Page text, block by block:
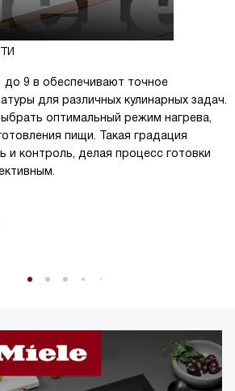
9 в обеспечивают точное
для различных кулинарных задач.
оптимальный режим нагрева,
пищи. Такая градация
и контроль, делая процесс готовки